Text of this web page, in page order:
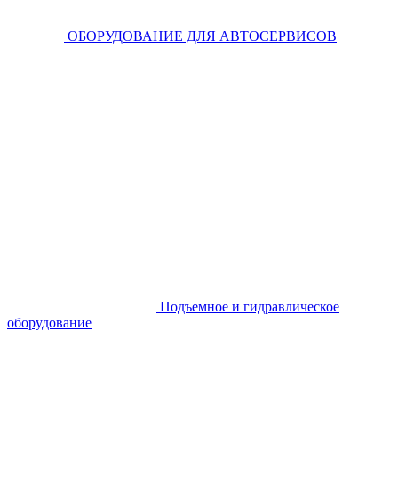
ОБОРУДОВАНИЕ ДЛЯ АВТОСЕРВИСОВ
Подъемное и гидравлическое
оборудование